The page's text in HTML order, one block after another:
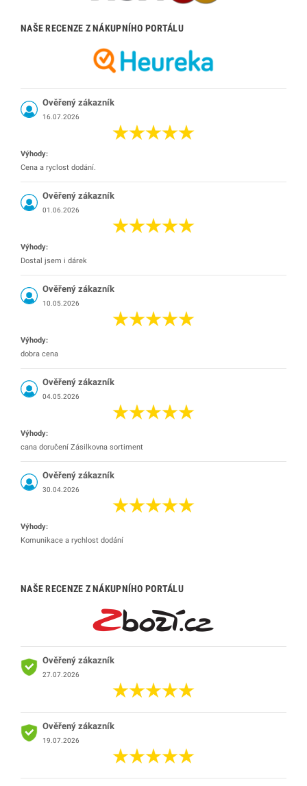
NAŠE RECENZE Z NÁKUPNÍHO PORTÁLU
Ověřený zákazník
16.07.2026
Výhody:
Cena a ryclost dodání.
Ověřený zákazník
01.06.2026
Výhody:
Dostal jsem i dárek
Ověřený zákazník
10.05.2026
Výhody:
dobra cena
Ověřený zákazník
04.05.2026
Výhody:
cana doručení Zásilkovna sortiment
Ověřený zákazník
30.04.2026
Výhody:
Komunikace a rychlost dodání
NAŠE RECENZE Z NÁKUPNÍHO PORTÁLU
Ověřený zákazník
27.07.2026
Ověřený zákazník
19.07.2026